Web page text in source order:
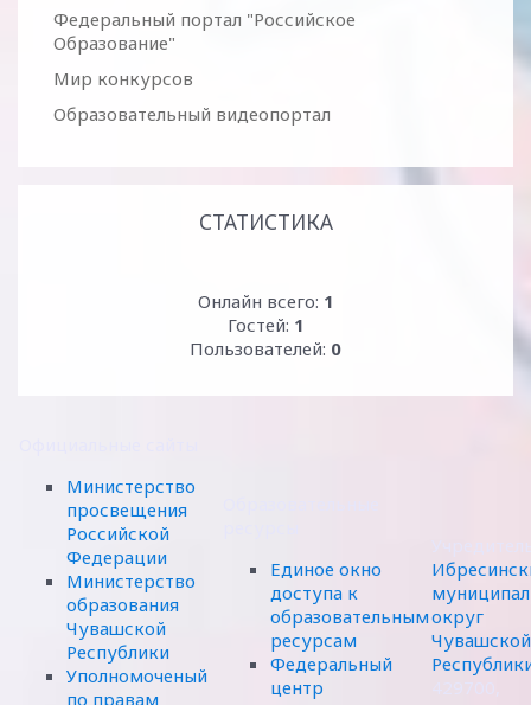
Федеральный портал "Российское
Образование"
Мир конкурсов
Образовательный видеопортал
СТАТИСТИКА
Онлайн всего: 1
Гостей: 1
Пользователей: 0
Министерство
просвещения
Российской
Федерации
Министерство
образования
Чувашской
Республики
Уполномоченый
по правам
Единое окно
доступа к
образовательным
ресурсам
Федеральный
центр
округ
Чувашской